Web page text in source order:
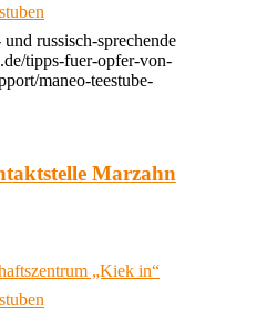
russisch-sprechende
tipps-fuer-opfer-von-
maneo-teestube-
Marzahn
„Kiek in“